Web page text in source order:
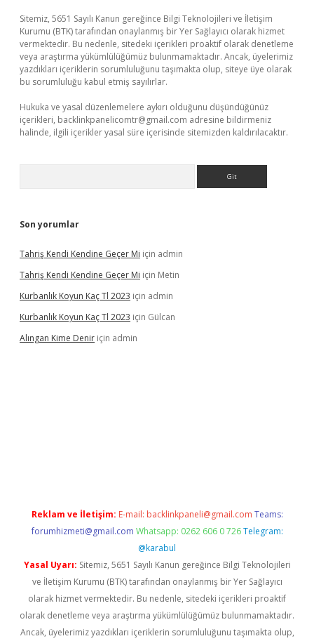
Sitemiz, 5651 Sayılı Kanun gereğince Bilgi Teknolojileri ve İletişim
Kurumu (BTK) tarafından onaylanmış bir Yer Sağlayıcı olarak hizmet
vermektedir. Bu nedenle, sitedeki içerikleri proaktif olarak denetleme
veya araştırma yükümlülüğümüz bulunmamaktadır. Ancak, üyelerimiz
yazdıkları içeriklerin sorumluluğunu taşımakta olup, siteye üye olarak
bu sorumluluğu kabul etmiş sayılırlar.
Hukuka ve yasal düzenlemelere aykırı olduğunu düşündüğünüz
içerikleri, backlinkpanelicomtr@gmail.com adresine bildirmeniz
halinde, ilgili içerikler yasal süre içerisinde sitemizden kaldırılacaktır.
Son yorumlar
Tahriş Kendi Kendine Geçer Mi için admin
Tahriş Kendi Kendine Geçer Mi için Metin
Kurbanlık Koyun Kaç Tl 2023 için admin
Kurbanlık Koyun Kaç Tl 2023 için Gülcan
Alıngan Kime Denir için admin
Reklam ve İletişim: E-mail: backlinkpaneli@gmail.com Teams:
forumhizmeti@gmail.com Whatsapp: 0262 606 0 726 Telegram:
@karabul
Yasal Uyarı: Sitemiz, 5651 Sayılı Kanun gereğince Bilgi Teknolojileri
ve İletişim Kurumu (BTK) tarafından onaylanmış bir Yer Sağlayıcı
olarak hizmet vermektedir. Bu nedenle, sitedeki içerikleri proaktif
olarak denetleme veya araştırma yükümlülüğümüz bulunmamaktadır.
Ancak, üyelerimiz yazdıkları içeriklerin sorumluluğunu taşımakta olup,